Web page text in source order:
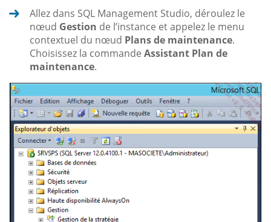
Allez dans SQL Management Studio, déroulez le
nœud Gestion de l’instance et appelez le menu
contextuel du nœud Plans de maintenance.
Choisissez la commande Assistant Plan de
maintenance.